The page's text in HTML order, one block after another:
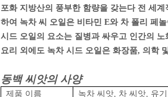
포화 지방산의 풍부한 함량을 갖는다 전 세
하여 녹차 씨 오일은 비타민 E와 차 폴리 페
시드 오일의 요소는 질병과 싸우고 인간의
요리 외에도 녹차 시드 오일은 화장품, 의학
동백 씨앗의 사양
제품 이름
녹차 씨앗, 차 씨앗, 유